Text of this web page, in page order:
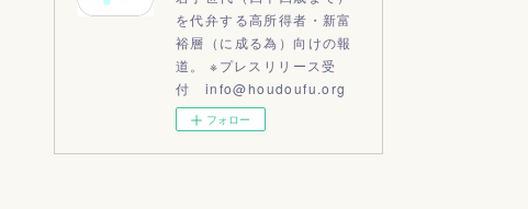
を代弁する高所得者・新富
裕層（に成る為）向けの報
道。 ※プレスリリース受
付 info@houdoufu.org
フォロー